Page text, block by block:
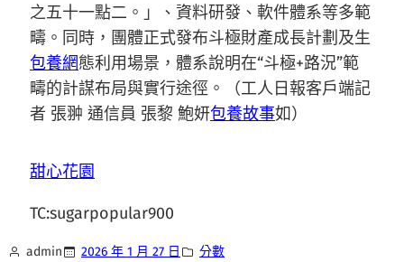
之五十一點二。」、資料研發、軟件體系等多範
疇。同時，團體正式發布斗極財產成長計劃及生
包養網態利用場景，體系說明在“斗極+路況”範
疇的計謀布局與實行途徑。（工人日報客戶端記
者 張翀 通信員 張黎 鮑妍包養故事如）
甜心花園
TC:sugarpopular900
admin 2026 年 1 月 27 日 分數